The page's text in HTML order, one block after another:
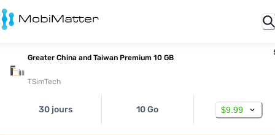
Greater China and Taiwan Premium 10 GB
TSimTech
30 jours 10 Go $9.99